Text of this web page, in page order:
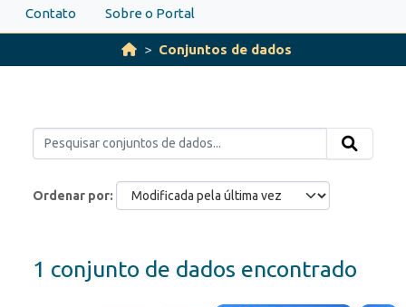
Contato Sobre o Portal
Conjuntos de dados
Ordenar por
1 conjunto de dados encontrado